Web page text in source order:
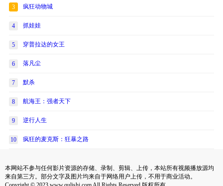
3 疯狂动物城
4 抓娃娃
5 穿普拉达的女王
6 落凡尘
7 默杀
8 航海王：强者天下
9 逆行人生
10 疯狂的麦克斯：狂暴之路
本网站不参与任何影片资源的存储、录制、剪辑、上传，本站所有视频播放源均
来自第三方。部分文字及图片均来自于网络用户上传，不用于商业活动。